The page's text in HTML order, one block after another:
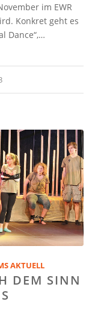
im EWR
Konkret geht es
Dance“,…
AKTUELL
DEM SINN